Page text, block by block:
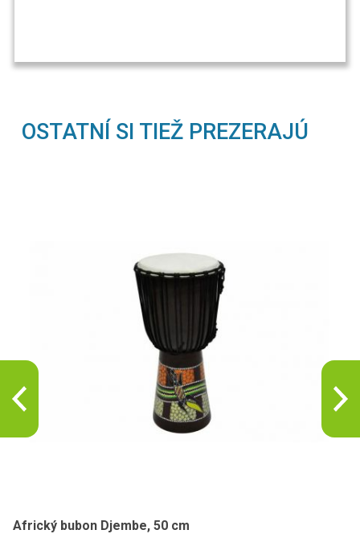
OSTATNÍ SI TIEŽ PREZERAJÚ
Africký bubon Djembe, 50 cm